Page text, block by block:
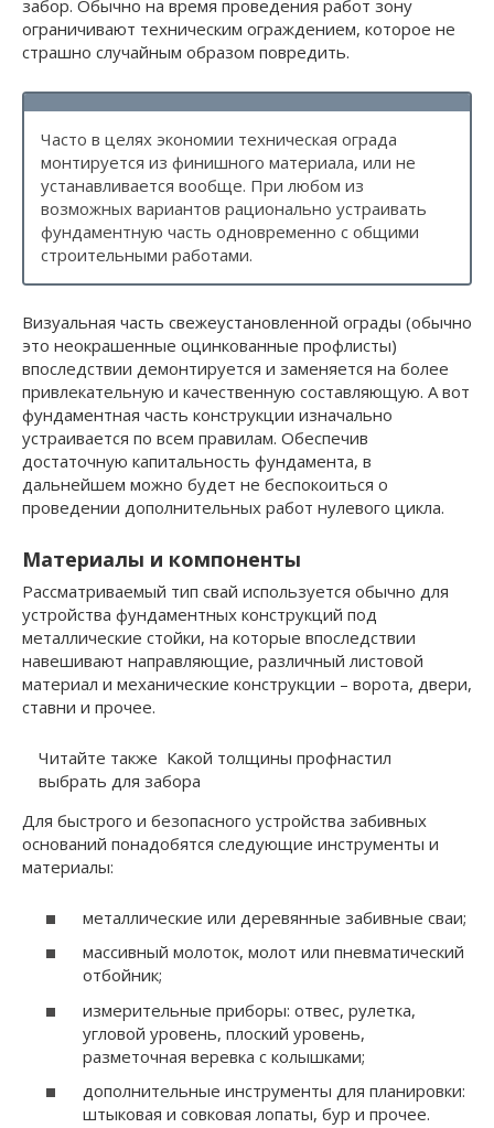
забор. Обычно на время проведения работ зону
ограничивают техническим ограждением, которое не
страшно случайным образом повредить.
Часто в целях экономии техническая ограда
монтируется из финишного материала, или не
устанавливается вообще. При любом из
возможных вариантов рационально устраивать
фундаментную часть одновременно с общими
строительными работами.
Визуальная часть свежеустановленной ограды (обычно
это неокрашенные оцинкованные профлисты)
впоследствии демонтируется и заменяется на более
привлекательную и качественную составляющую. А вот
фундаментная часть конструкции изначально
устраивается по всем правилам. Обеспечив
достаточную капитальность фундамента, в
дальнейшем можно будет не беспокоиться о
проведении дополнительных работ нулевого цикла.
Материалы и компоненты
Рассматриваемый тип свай используется обычно для
устройства фундаментных конструкций под
металлические стойки, на которые впоследствии
навешивают направляющие, различный листовой
материал и механические конструкции – ворота, двери,
ставни и прочее.
Читайте также Какой толщины профнастил
выбрать для забора
Для быстрого и безопасного устройства забивных
оснований понадобятся следующие инструменты и
материалы:
металлические или деревянные забивные сваи;
массивный молоток, молот или пневматический
отбойник;
измерительные приборы: отвес, рулетка,
угловой уровень, плоский уровень,
разметочная веревка с колышками;
дополнительные инструменты для планировки:
штыковая и совковая лопаты, бур и прочее.